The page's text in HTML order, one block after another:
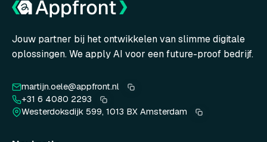
Jouw partner bij het ontwikkelen van slimme digitale
oplossingen. We apply AI voor een future-proof bedrijf.
martijn.oele@appfront.nl
+31 6 4080 2293
Westerdoksdijk 599, 1013 BX Amsterdam